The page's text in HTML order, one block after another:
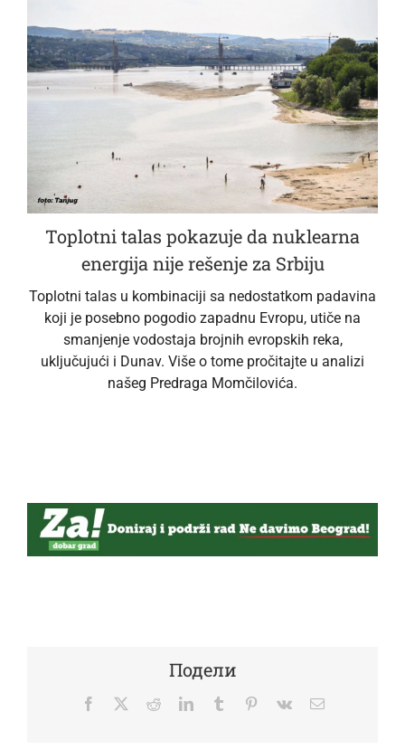
Toplotni talas pokazuje da nuklearna
energija nije rešenje za Srbiju
Toplotni talas u kombinaciji sa nedostatkom padavina
koji je posebno pogodio zapadnu Evropu, utiče na
smanjenje vodostaja brojnih evropskih reka,
uključujući i Dunav. Više o tome pročitajte u analizi
našeg Predraga Momčilovića.
Подели
Facebook
TwitterRedditLinkedInTumblr Pinterest
Vk Email